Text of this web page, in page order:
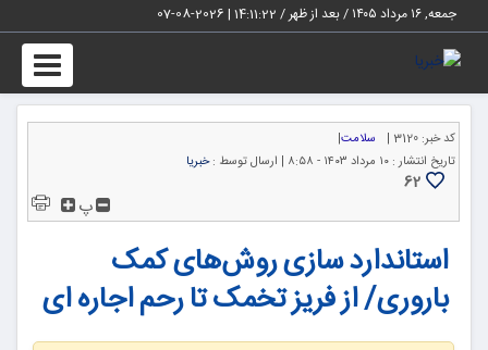
جمعه, ۱۶ مرداد ۱۴۰۵ / بعد از ظهر / 14:11:22
|
2026-08-07
کد خبر: 3120 | سلامت|
تاریخ انتشار : ۱۰ مرداد ۱۴۰۳ - ۸:۵۸ | ارسال توسط :خبریا
62
پ
استاندارد سازی روش‌های کمک
باروری/ از فریز تخمک تا رحم اجاره ای